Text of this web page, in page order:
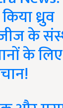
ध्रुव
के
के